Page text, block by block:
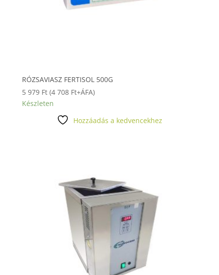
RÓZSAVIASZ FERTISOL 500G
5 979 Ft (4 708 Ft+ÁFA)
Készleten
Hozzáadás a kedvencekhez